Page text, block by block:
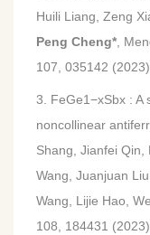
Huili Liang, Zeng
Peng Cheng* ,
107, 035142 (2023)
3. FeGe1−xSbx : A
noncollinear
Shang, Jianfei Qin,
Wang, Juanjuan
Wang, Lijie Hao,
108, 184431 (2023)